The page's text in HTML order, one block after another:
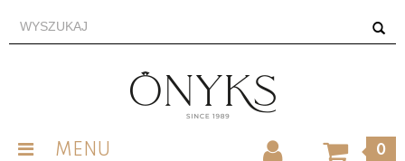
MENU 0